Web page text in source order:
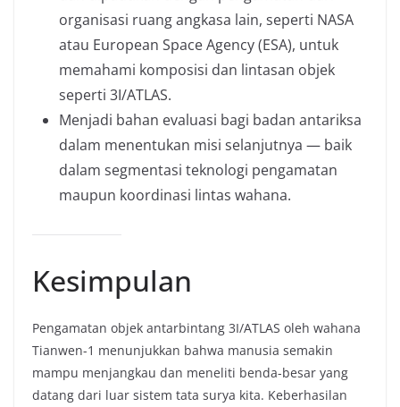
organisasi ruang angkasa lain, seperti NASA
atau European Space Agency (ESA), untuk
memahami komposisi dan lintasan objek
seperti 3I/ATLAS.
Menjadi bahan evaluasi bagi badan antariksa
dalam menentukan misi selanjutnya — baik
dalam segmentasi teknologi pengamatan
maupun koordinasi lintas wahana.
Kesimpulan
Pengamatan objek antarbintang 3I/ATLAS oleh wahana
Tianwen-1 menunjukkan bahwa manusia semakin
mampu menjangkau dan meneliti benda-besar yang
datang dari luar sistem tata surya kita. Keberhasilan